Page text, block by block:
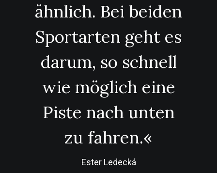
ähnlich. Bei beiden
Sportarten geht es
darum, so schnell
wie möglich eine
Piste nach unten
zu fahren.«
Ester Ledecká